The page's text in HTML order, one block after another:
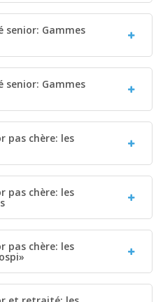
senior: Gammes
senior: Gammes
pas chère: les
pas chère: les
pas chère: les